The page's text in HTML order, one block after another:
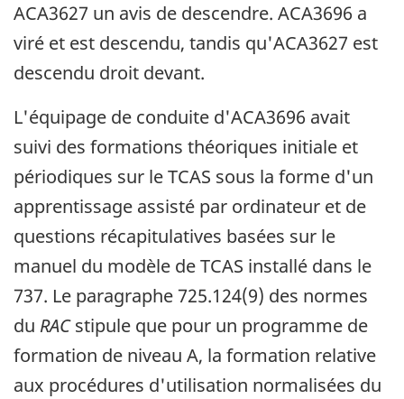
ACA3627 un avis de descendre. ACA3696 a
viré et est descendu, tandis qu'ACA3627 est
descendu droit devant.
L'équipage de conduite d'ACA3696 avait
suivi des formations théoriques initiale et
périodiques sur le TCAS sous la forme d'un
apprentissage assisté par ordinateur et de
questions récapitulatives basées sur le
manuel du modèle de TCAS installé dans le
737. Le paragraphe 725.124(9) des normes
du RACstipule que pour un programme de
formation de niveau A, la formation relative
aux procédures d'utilisation normalisées du